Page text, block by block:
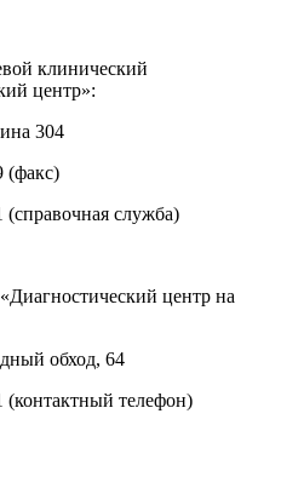
клинический
центр»:
304
(факс)
(справочная служба)
центр на
обход, 64
(контактный телефон)